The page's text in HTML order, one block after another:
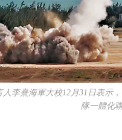
李熹海軍大校12月31日表示
隊一體化